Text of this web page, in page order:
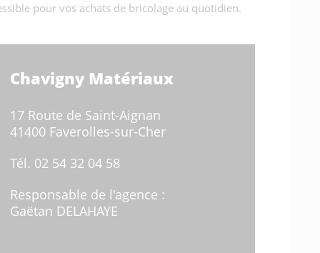
pour vos achats de bricolage au quotidien.
Chavigny Matériaux
17 Route de Saint-Aignan
41400 Faverolles-sur-Cher
Tél. 02 54 32 04 58
Responsable de l'agence :
Gaëtan DELAHAYE